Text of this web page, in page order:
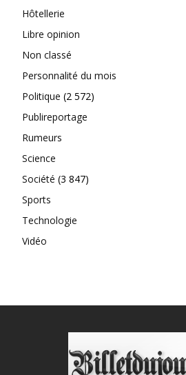
Hôtellerie
Libre opinion
Non classé
Personnalité du mois
Politique (2 572)
Publireportage
Rumeurs
Science
Société (3 847)
Sports
Technologie
Vidéo